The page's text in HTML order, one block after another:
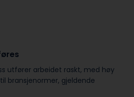
utfører arbeidet raskt, med høy
bransje­normer, gjeldende